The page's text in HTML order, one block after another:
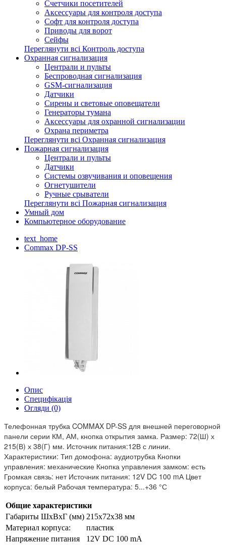
Счетчики посетителей
Аксессуары для контроля доступа
Софт для контроля доступа
Приводы для ворот
Сейфы
Переглянути всі Контроль доступа
Охранная сигнализация
Централи и пульты
Беспроводная сигнализация
GSM-сигнализация
Датчики
Сирены и световые оповещатели
Генераторы тумана
Аксессуары для охранной сигнализации
Охрана периметра
Переглянути всі Охранная сигнализация
Пожарная сигнализация
Централи и пульты
Датчики
Системы озвучивания и оповещения
Огнетушители
Ручные срыватели
Переглянути всі Пожарная сигнализация
Умный дом
Компьютерное оборудование
text_home
Commax DP-SS
Опис
Специфікація
Огляди (0)
Телефонная трубка COMMAX DP-SS для внешней переговорной
панели серии КМ, АМ, кнопка открытия замка. Размер: 72(Ш) х
215(В) х 38(Г) мм. Источник питания:12В с линии.
Характеристики: Тип домофона: аудиотрубка Кнопки
управления: механические Кнопка управления замком: есть
Громкая связь: нет Источник питания: 12V DC 100 mА Цвет
корпуса: белый Рабочая температура: 5...+36 °С
Общие характеристики
Габариты ШxВxГ (мм) 215x72x38 мм
Материал корпуса:
пластик
Напряжение питания
12V DC 100 mА